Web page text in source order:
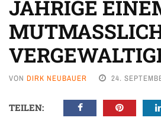
JÄHRIGE
VON DIRK NEUBAUER 24.
TEILEN: